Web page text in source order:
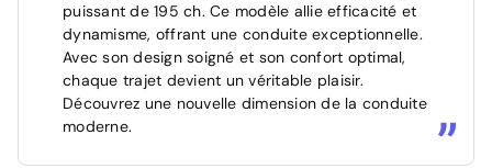
puissant de 195 ch. Ce modèle allie efficacité et
dynamisme, offrant une conduite exceptionnelle.
Avec son design soigné et son confort optimal,
chaque trajet devient un véritable plaisir.
Découvrez une nouvelle dimension de la conduite
moderne.